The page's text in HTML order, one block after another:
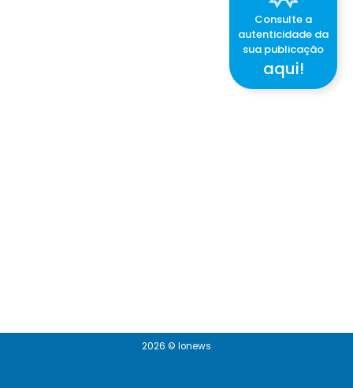
2026 © Ionews
Consulte a
autenticidade da
sua publicação
aqui!